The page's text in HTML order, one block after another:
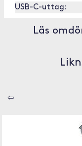
USB-C-uttag:
Läs
⇦